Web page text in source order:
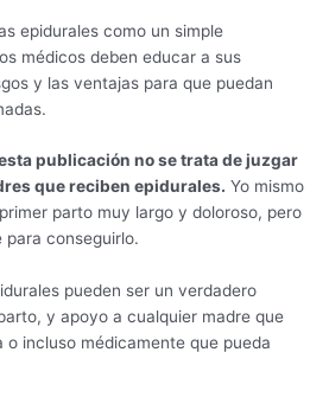
epidurales como un simple
médicos deben educar a sus
y las ventajas para que puedan
publicación no se trata de juzgar
que reciben epidurales. Yo mismo
parto muy largo y doloroso, pero
para conseguirlo.
pueden ser un verdadero
y apoyo a cualquier madre que
o incluso médicamente que pueda